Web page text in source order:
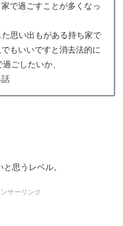
で過ごすことが多くなっ
思い出もがある持ち家で
もいいですと消去法的に
ごしたいか、
思うレベル。
サーリンク